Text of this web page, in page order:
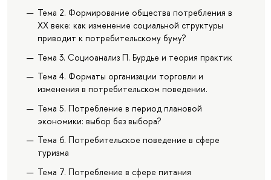
Тема 2. Формирование общества потребления в
ХХ веке: как изменение социальной структуры
приводит к потребительскому буму?
Тема 3. Социоанализ П. Бурдье и теория практик
Тема 4. Форматы организации торговли и
изменения в потребительском поведении.
Тема 5. Потребление в период плановой
экономики: выбор без выбора?
Тема 6. Потребительское поведение в сфере
туризма
Тема 7. Потребление в сфере питания